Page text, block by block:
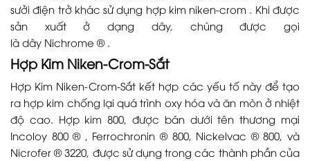
sưởi điện trở khác sử dụng hợp kim niken-crom . Khi được
sản xuất ở dạng dây, chúng được gọi
là dây Nichrome ® .
Hợp Kim Niken-Crom-Sắt
Hợp Kim Niken-Crom-Sắt kết hợp các yếu tố này để tạo
ra hợp kim chống lại quá trình oxy hóa và ăn mòn ở nhiệt
độ cao. Hợp kim 800, được bán dưới tên thương mại
Incoloy 800 ® , Ferrochronin ® 800, Nickelvac ® 800, và
Nicrofer ® 3220, được sử dụng trong các thành phần của